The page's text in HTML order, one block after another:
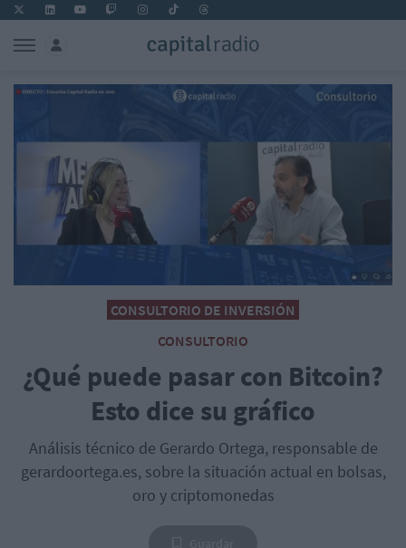
CONSULTORIO DE INVERSIÓN
CONSULTORIO
¿Qué puede pasar con Bitcoin?
Esto dice su gráfico
Análisis técnico de Gerardo Ortega, responsable de
gerardoortega.es, sobre la situación actual en bolsas,
oro y criptomonedas